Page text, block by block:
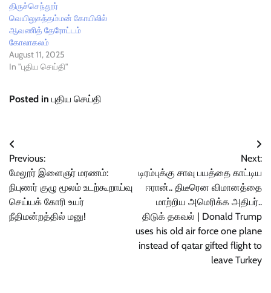
திருச்செந்தூர்
வெயிலுகந்தம்மன் கோயிலில்
ஆவணித் தேரோட்டம்
கோலாகலம்
August 11, 2025
In "புதிய செய்தி"
Posted in புதிய செய்தி
Post
navigation
Previous:
மேலூர் இளைஞர் மரணம்:
நிபுணர் குழு மூலம் உடற்கூறாய்வு
செய்யக் கோரி உயர்
நீதிமன்றத்தில் மனு!
Next:
டிரம்புக்கு சாவு பயத்தை காட்டிய
ஈரான்.. திடீரென விமானத்தை
மாற்றிய அமெரிக்க அதிபர்..
திடுக் தகவல் | Donald Trump
uses his old air force one plane
instead of qatar gifted flight to
leave Turkey